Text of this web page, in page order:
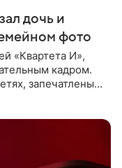
дочь и
фото
«Квартета И»,
кадром.
запечатлены